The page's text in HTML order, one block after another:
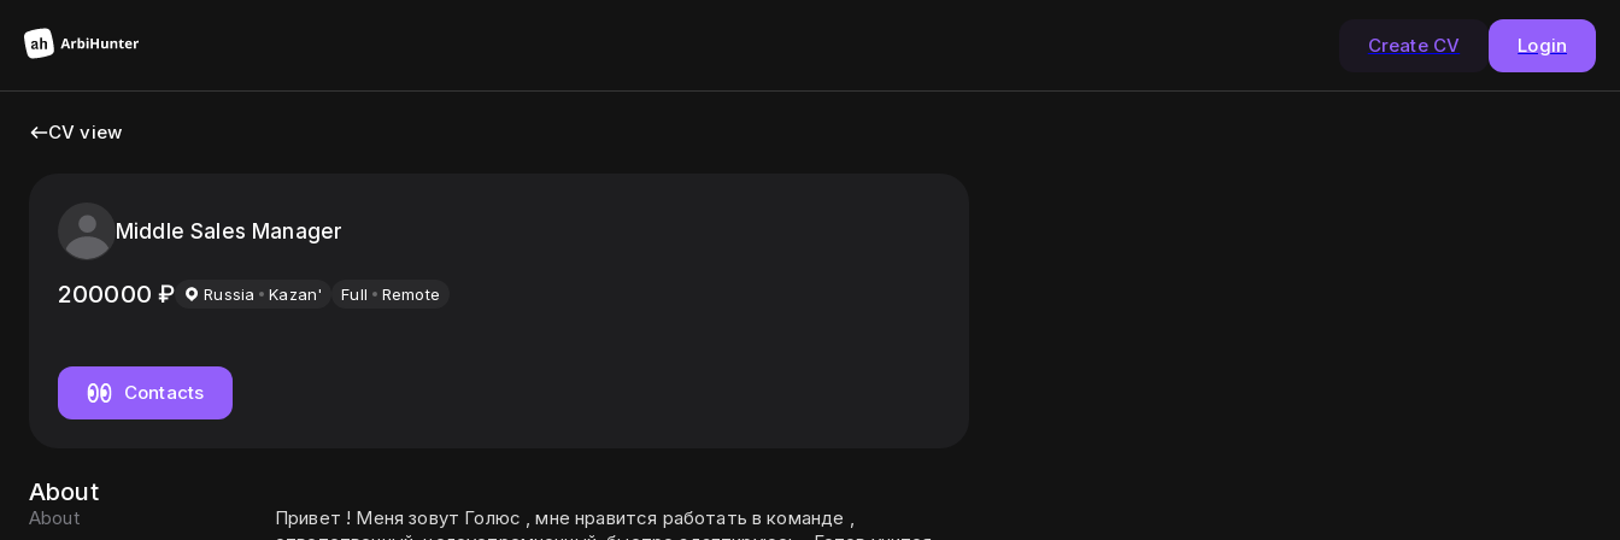
Create CV Login
CV view
Middle Sales Manager
200000 ₽ Russia Kazan' Full Remote
Contacts
About
About
Привет ! Меня зовут Голюс , мне нравится работать в команде ,